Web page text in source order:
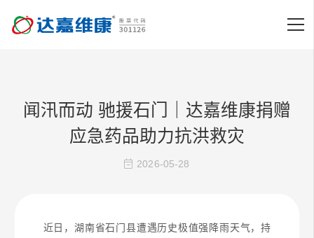
闻汛而动 驰援石门｜达嘉维康捐赠
应急药品助力抗洪救灾
2026-05-28
近日，湖南省石门县遭遇历史极值强降雨天气，持